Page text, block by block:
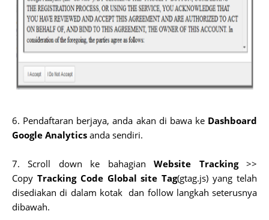
6. Pendaftaran berjaya, anda akan di bawa ke Dashboard
Google Analytics anda sendiri.
7. Scroll down ke bahagianWebsite Tracking>>
Copy Tracking Code Global site Tag(gtag.js) yang telah
disediakan di dalam kotak dan follow langkah seterusnya
dibawah.